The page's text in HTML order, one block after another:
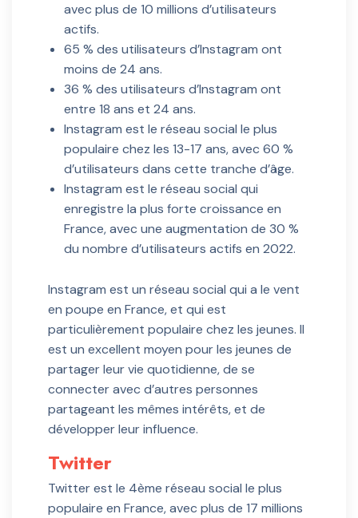
avec plus de 10 millions d’utilisateurs
actifs.
65 % des utilisateurs d’Instagram ont
moins de 24 ans.
36 % des utilisateurs d’Instagram ont
entre 18 ans et 24 ans.
Instagram est le réseau social le plus
populaire chez les 13-17 ans, avec 60 %
d’utilisateurs dans cette tranche d’âge.
Instagram est le réseau social qui
enregistre la plus forte croissance en
France, avec une augmentation de 30 %
du nombre d’utilisateurs actifs en 2022.
Instagram est un réseau social qui a le vent
en poupe en France, et qui est
particulièrement populaire chez les jeunes. Il
est un excellent moyen pour les jeunes de
partager leur vie quotidienne, de se
connecter avec d’autres personnes
partageant les mêmes intérêts, et de
développer leur influence.
Twitter
Twitter est le 4ème réseau social le plus
populaire en France, avec plus de 17 millions